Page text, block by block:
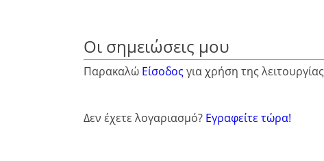
Οι σημειώσεις μου
Παρακαλώ Είσοδοςγια χρήση της λειτουργίας
Δεν έχετε λογαριασμό? Εγραφείτε τώρα!